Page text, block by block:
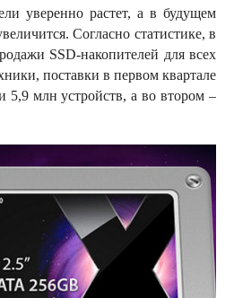
уверенно растет, а в будущем
Согласно статистике, в
SSD-накопителей для всех
поставки в первом квартале
5,9 млн устройств, а во втором –